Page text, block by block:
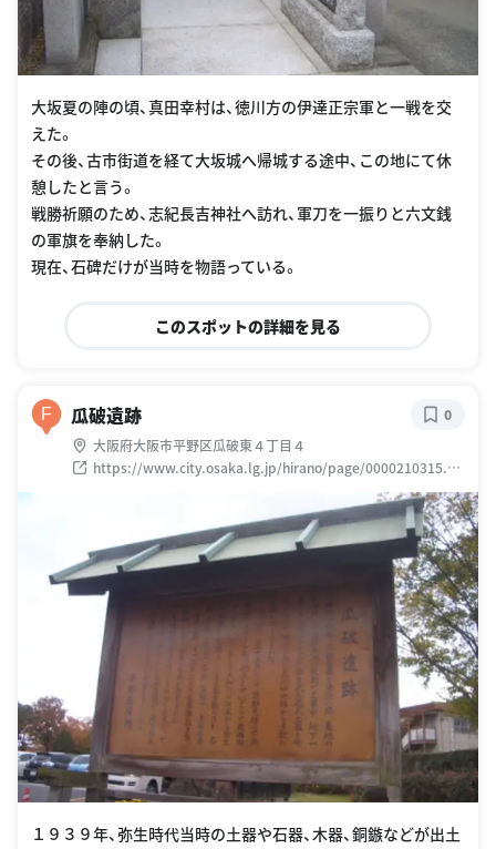
大坂夏の陣の頃、真田幸村は、徳川方の伊達正宗軍と一戦を交
えた。
その後、古市街道を経て大坂城へ帰城する途中、この地にて休
憩したと言う。
戦勝祈願のため、志紀長吉神社へ訪れ、軍刀を一振りと六文銭
の軍旗を奉納した。
現在、石碑だけが当時を物語っている。
このスポットの詳細を見る
F 瓜破遺跡
大阪府大阪市平野区瓜破東４丁目４
https://www.city.osaka.lg.jp/hirano/page/0000210315.ht
0
１９３９年、弥生時代当時の土器や石器、木器、銅鏃などが出土